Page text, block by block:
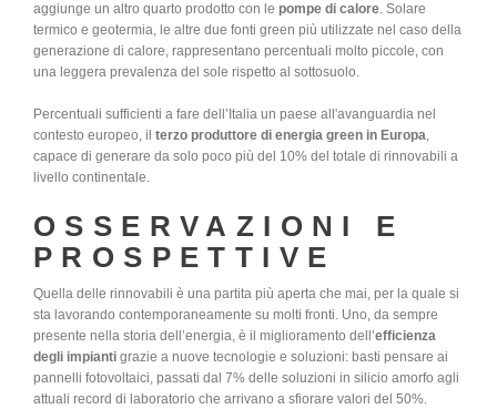
aggiunge un altro quarto prodotto con le pompe di calore. Solare
termico e geotermia, le altre due fonti green più utilizzate nel caso della
generazione di calore, rappresentano percentuali molto piccole, con
una leggera prevalenza del sole rispetto al sottosuolo.
Percentuali sufficienti a fare dell’Italia un paese all'avanguardia nel
contesto europeo, il terzo produttore di energia green in Europa,
capace di generare da solo poco più del 10% del totale di rinnovabili a
livello continentale.
OSSERVAZIONI E
PROSPETTIVE
Quella delle rinnovabili è una partita più aperta che mai, per la quale si
sta lavorando contemporaneamente su molti fronti. Uno, da sempre
presente nella storia dell’energia, è il miglioramento dell’efficienza
degli impianti grazie a nuove tecnologie e soluzioni: basti pensare ai
pannelli fotovoltaici, passati dal 7% delle soluzioni in silicio amorfo agli
attuali record di laboratorio che arrivano a sfiorare valori del 50%.